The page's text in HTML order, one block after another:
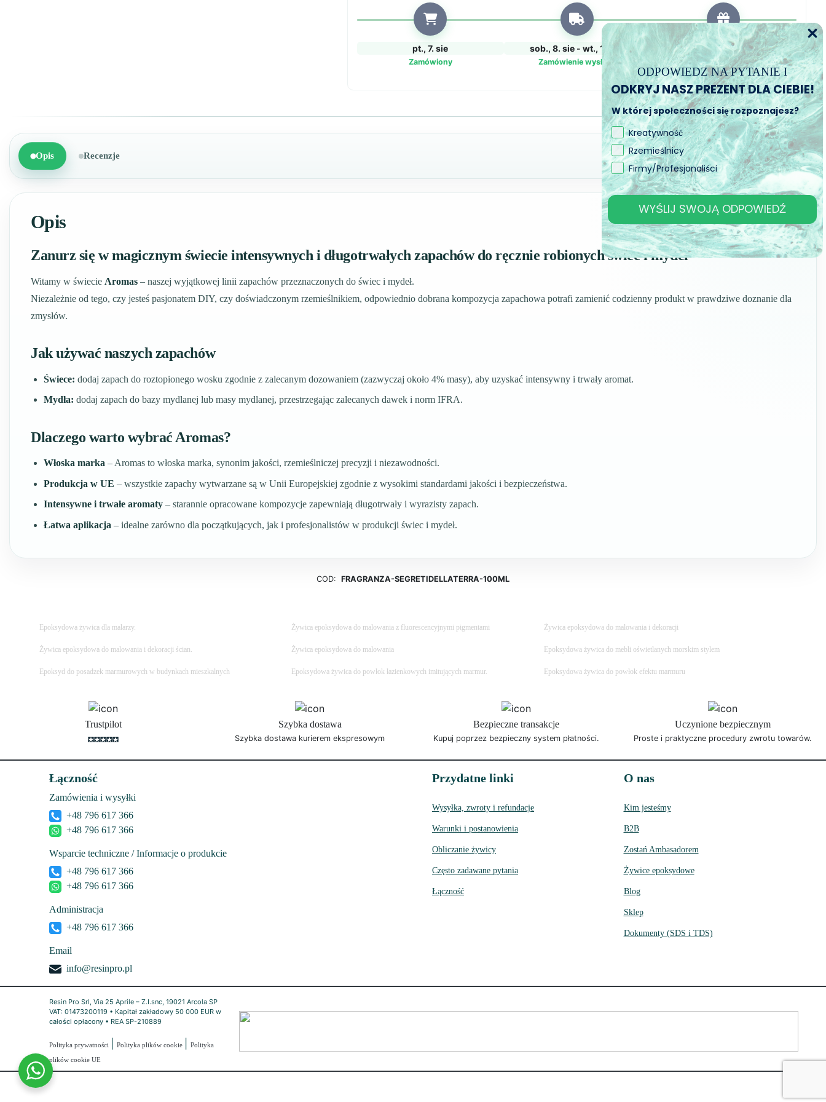
pt., 7. sie
Zamówiony
sob., 8. sie - wt., 11. sie
Zamówienie wysłane
wt., 11. sie - czw., 13. sie
Przewidywany czas dostawy
Opis Recenzje
Opis
Zanurz się w magicznym świecie intensywnych i długotrwałych zapachów do ręcznie robionych świec i mydeł
Witamy w świecie Aromas – naszej wyjątkowej linii zapachów przeznaczonych do świec i mydeł.
Niezależnie od tego, czy jesteś pasjonatem DIY, czy doświadczonym rzemieślnikiem, odpowiednio dobrana kompozycja zapachowa potrafi zamienić codzienny produkt w prawdziwe doznanie dla
zmysłów.
Jak używać naszych zapachów
Świece: dodaj zapach do roztopionego wosku zgodnie z zalecanym dozowaniem (zazwyczaj około 4% masy), aby uzyskać intensywny i trwały aromat.
Mydła: dodaj zapach do bazy mydlanej lub masy mydlanej, przestrzegając zalecanych dawek i norm IFRA.
Dlaczego warto wybrać Aromas?
Włoska marka – Aromas to włoska marka, synonim jakości, rzemieślniczej precyzji i niezawodności.
Produkcja w UE – wszystkie zapachy wytwarzane są w Unii Europejskiej zgodnie z wysokimi standardami jakości i bezpieczeństwa.
Intensywne i trwałe aromaty– starannie opracowane kompozycje zapewniają długotrwały i wyrazisty zapach.
Łatwa aplikacja – idealne zarówno dla początkujących, jak i profesjonalistów w produkcji świec i mydeł.
COD: FRAGRANZA-SEGRETIDELLATERRA-100ML
Epoksydowa żywica dla malarzy. Żywica epoksydowa do malowania z fluorescencyjnymi pigmentami Żywica epoksydowa do malowania i dekoracji
Żywica epoksydowa do malowania i dekoracji ścian. Żywica epoksydowa do malowania Epoksydowa żywica do mebli oświetlanych morskim stylem
Epoksyd do posadzek marmurowych w budynkach mieszkalnych Epoksydowa żywica do powłok łazienkowych imitujących marmur. Epoksydowa żywica do powłok efektu marmuru
Trustpilot Szybka dostawa
Szybka dostawa kurierem ekspresowym
Bezpieczne transakcje
Kupuj poprzez bezpieczny system płatności.
Uczynione bezpiecznym
Proste i praktyczne procedury zwrotu towarów.
Łączność
Zamówienia i wysyłki
+48 796 617 366
+48 796 617 366
Wsparcie techniczne / Informacje o produkcie
+48 796 617 366
+48 796 617 366
Administracja
+48 796 617 366
Email
info@resinpro.pl
Przydatne linki
Wysyłka, zwroty i refundacje
Warunki i postanowienia
Obliczanie żywicy
Często zadawane pytania
Łączność
O nas
Kim jesteśmy
B2B
Zostań Ambasadorem
Żywice epoksydowe
Blog
Sklep
Dokumenty (SDS i TDS)
Resin Pro Srl, Via 25 Aprile – Z.I.snc, 19021 Arcola SP
VAT: 01473200119 • Kapitał zakładowy 50 000 EUR w
całości opłacony • REA SP-210889
Polityka prywatności Polityka plików cookie
Polityka
plików cookie UE
ODPOWIEDZ NA PYTANIE I
ODKRYJ NASZ PREZENT DLA CIEBIE!
W której społeczności się rozpoznajesz?
Kreatywność
Rzemieślnicy
Firmy/Profesjonaliści
WYŚLIJ SWOJĄ ODPOWIEDŹ